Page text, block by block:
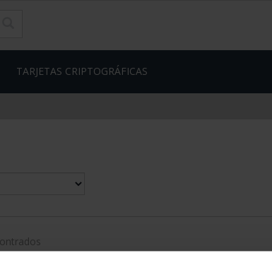
TARJETAS CRIPTOGRÁFICAS